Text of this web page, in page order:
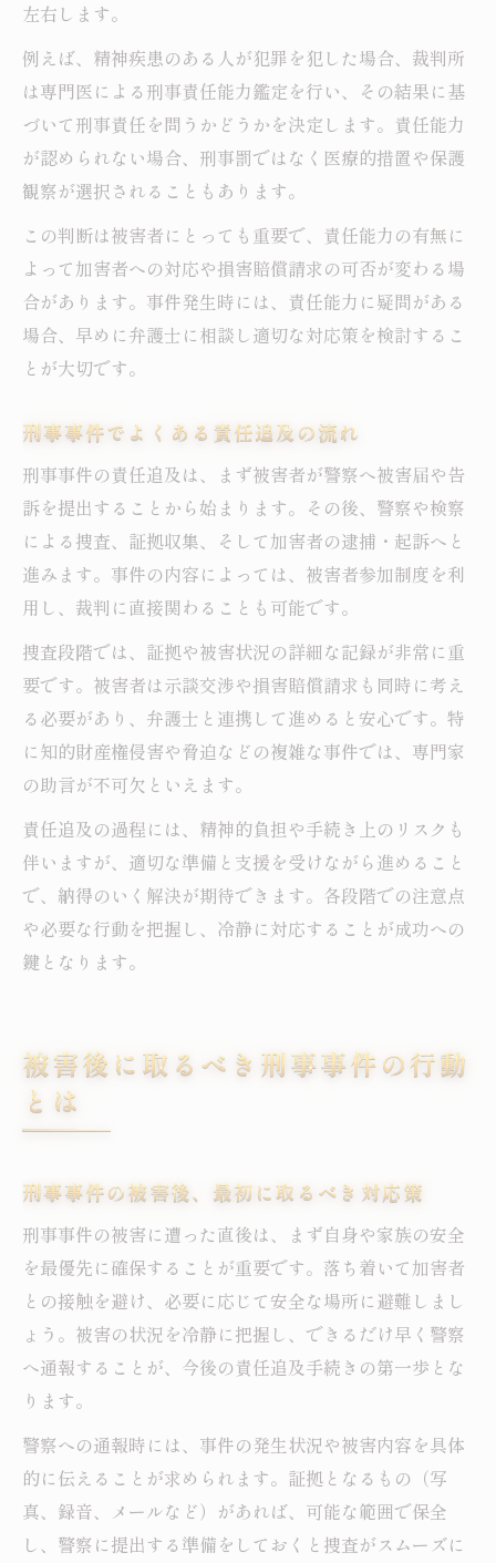
左右します。
例えば、精神疾患のある人が犯罪を犯した場合、裁判所
は専門医による刑事責任能力鑑定を行い、その結果に基
づいて刑事責任を問うかどうかを決定します。責任能力
が認められない場合、刑事罰ではなく医療的措置や保護
観察が選択されることもあります。
この判断は被害者にとっても重要で、責任能力の有無に
よって加害者への対応や損害賠償請求の可否が変わる場
合があります。事件発生時には、責任能力に疑問がある
場合、早めに弁護士に相談し適切な対応策を検討するこ
とが大切です。
刑事事件でよくある責任追及の流れ
刑事事件の責任追及は、まず被害者が警察へ被害届や告
訴を提出することから始まります。その後、警察や検察
による捜査、証拠収集、そして加害者の逮捕・起訴へと
進みます。事件の内容によっては、被害者参加制度を利
用し、裁判に直接関わることも可能です。
捜査段階では、証拠や被害状況の詳細な記録が非常に重
要です。被害者は示談交渉や損害賠償請求も同時に考え
る必要があり、弁護士と連携して進めると安心です。特
に知的財産権侵害や脅迫などの複雑な事件では、専門家
の助言が不可欠といえます。
責任追及の過程には、精神的負担や手続き上のリスクも
伴いますが、適切な準備と支援を受けながら進めること
で、納得のいく解決が期待できます。各段階での注意点
や必要な行動を把握し、冷静に対応することが成功への
鍵となります。
被害後に取るべき刑事事件の行動
とは
刑事事件の被害後、最初に取るべき対応策
刑事事件の被害に遭った直後は、まず自身や家族の安全
を最優先に確保することが重要です。落ち着いて加害者
との接触を避け、必要に応じて安全な場所に避難しまし
ょう。被害の状況を冷静に把握し、できるだけ早く警察
へ通報することが、今後の責任追及手続きの第一歩とな
ります。
警察への通報時には、事件の発生状況や被害内容を具体
的に伝えることが求められます。証拠となるもの（写
真、録音、メールなど）があれば、可能な範囲で保全
し、警察に提出する準備をしておくと捜査がスムーズに